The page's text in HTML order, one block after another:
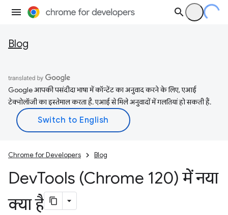
Blog
Google आपकी पसंदीदा भाषा में कॉन्टेंट का अनुवाद करने के लिए, एआई
टेक्नोलॉजी का इस्तेमाल करता है. एआई से मिले अनुवादों में गलतियां हो सकती हैं.
Chrome for Developers Blog
DevTools (Chrome 120) में नया
क्या है